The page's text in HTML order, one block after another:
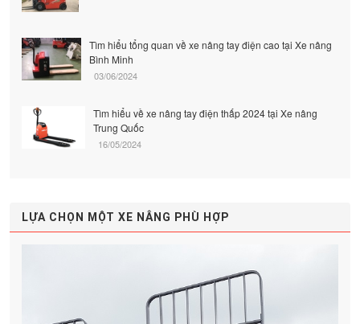
Tìm hiểu tổng quan về xe nâng tay điện cao tại Xe nâng
Bình Minh
03/06/2024
Tìm hiểu về xe nâng tay điện thấp 2024 tại Xe nâng
Trung Quốc
16/05/2024
LỰA CHỌN MỘT XE NÂNG PHÙ HỢP